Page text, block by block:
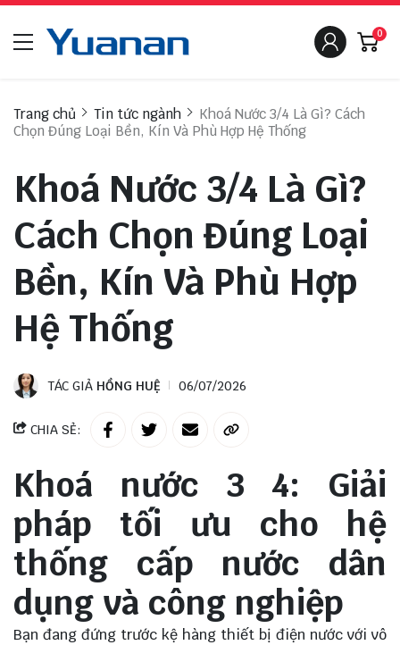
0
Trang chủ Tin tức ngành
Khoá Nước 3/4 Là Gì? Cách
Chọn Đúng Loại Bền, Kín Và Phù Hợp Hệ Thống
Khoá Nước 3/4 Là Gì?
Cách Chọn Đúng Loại
Bền, Kín Và Phù Hợp
Hệ Thống
TÁC GIẢ HỒNG HUỆ 06/07/2026
CHIA SẺ:
Khoá nước 3 4: Giải
pháp tối ưu cho hệ
thống cấp nước dân
dụng và công nghiệp
Bạn đang đứng trước kệ hàng thiết bị điện nước với vô